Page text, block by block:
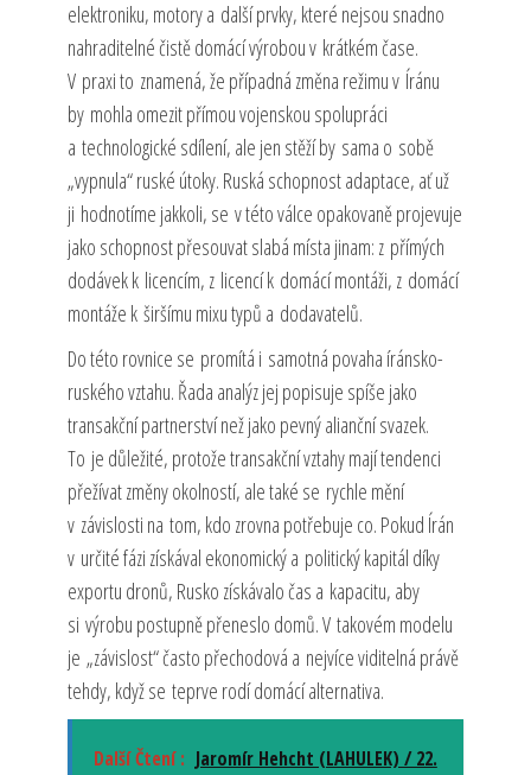
elektroniku, motory a další prvky, které nejsou snadno
nahraditelné čistě domácí výrobou v krátkém čase.
V praxi to znamená, že případná změna režimu v Íránu
by mohla omezit přímou vojenskou spolupráci
a technologické sdílení, ale jen stěží by sama o sobě
„vypnula“ ruské útoky. Ruská schopnost adaptace, ať už
ji hodnotíme jakkoli, se v této válce opakovaně projevuje
jako schopnost přesouvat slabá místa jinam: z přímých
dodávek k licencím, z licencí k domácí montáži, z domácí
montáže k širšímu mixu typů a dodavatelů.
Do této rovnice se promítá i samotná povaha íránsko-
ruského vztahu. Řada analýz jej popisuje spíše jako
transakční partnerství než jako pevný alianční svazek.
To je důležité, protože transakční vztahy mají tendenci
přežívat změny okolností, ale také se rychle mění
v závislosti na tom, kdo zrovna potřebuje co. Pokud Írán
v určité fázi získával ekonomický a politický kapitál díky
exportu dronů, Rusko získávalo čas a kapacitu, aby
si výrobu postupně přeneslo domů. V takovém modelu
je „závislost“ často přechodová a nejvíce viditelná právě
tehdy, když se teprve rodí domácí alternativa.
Další Čtení : Jaromír Hehcht (LAHULEK) / 22.